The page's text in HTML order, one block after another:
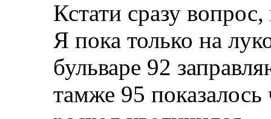
Кстати сразу вопрос,
Я пока только на
бульваре 92
тамже 95